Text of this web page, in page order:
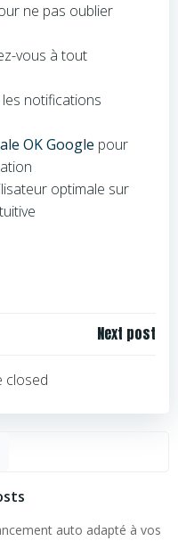
ne pas oublier
vous à tout
notifications
OK Google pour
optimale sur
Next post
closed
auto adapté à vos